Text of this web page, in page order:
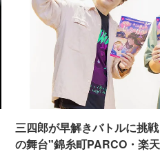
三四郎が早解きバトルに挑
の舞台"錦糸町PARCO・楽